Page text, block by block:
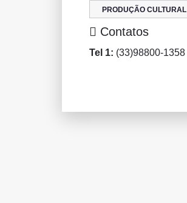
PRODUÇÃO CULTURAL
Contatos
Tel 1: (33)98800-1358